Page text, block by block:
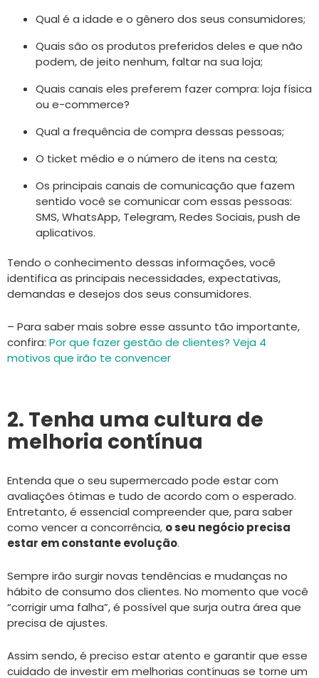
Qual é a idade e o gênero dos seus consumidores;
Quais são os produtos preferidos deles e que não
podem, de jeito nenhum, faltar na sua loja;
Quais canais eles preferem fazer compra: loja física
ou e-commerce?
Qual a frequência de compra dessas pessoas;
O ticket médio e o número de itens na cesta;
Os principais canais de comunicação que fazem
sentido você se comunicar com essas pessoas:
SMS, WhatsApp, Telegram, Redes Sociais, push de
aplicativos.
Tendo o conhecimento dessas informações, você
identifica as principais necessidades, expectativas,
demandas e desejos dos seus consumidores.
– Para saber mais sobre esse assunto tão importante,
confira: Por que fazer gestão de clientes? Veja 4
motivos que irão te convencer
2. Tenha uma cultura de
melhoria contínua
Entenda que o seu supermercado pode estar com
avaliações ótimas e tudo de acordo com o esperado.
Entretanto, é essencial compreender que, para saber
como vencer a concorrência, o seu negócio precisa
estar em constante evolução.
Sempre irão surgir novas tendências e mudanças no
hábito de consumo dos clientes. No momento que você
“corrigir uma falha”, é possível que surja outra área que
precisa de ajustes.
Assim sendo, é preciso estar atento e garantir que esse
cuidado de investir em melhorias contínuas se torne um